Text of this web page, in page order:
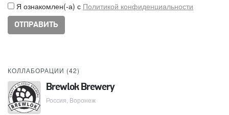
Я ознакомлен(-а) с Политикой конфиденциальности
КОЛЛАБОРАЦИИ (42)
Brewlok Brewery
Россия, Воронеж